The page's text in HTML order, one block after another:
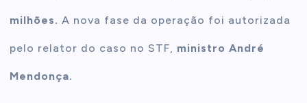
milhões.A nova fase da operação foi autorizada
pelo relator do caso no STF, ministro André
Mendonça.